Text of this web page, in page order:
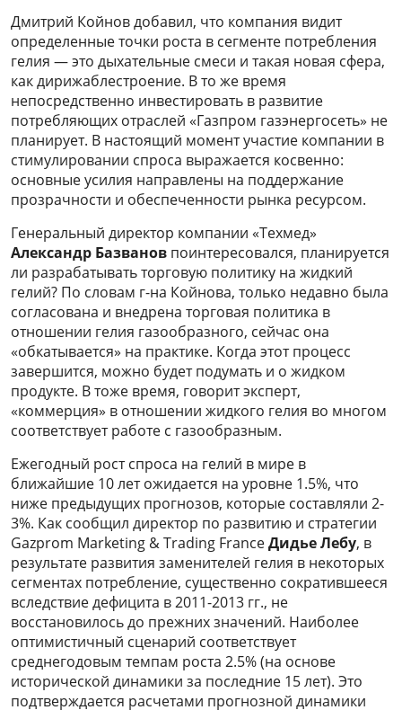
Дмитрий Койнов добавил, что компания видит
определенные точки роста в сегменте потребления
гелия — это дыхательные смеси и такая новая сфера,
как дирижаблестроение. В то же время
непосредственно инвестировать в развитие
потребляющих отраслей «Газпром газэнергосеть» не
планирует. В настоящий момент участие компании в
стимулировании спроса выражается косвенно:
основные усилия направлены на поддержание
прозрачности и обеспеченности рынка ресурсом.
Генеральный директор компании «Техмед»
Александр Базванов поинтересовался, планируется
ли разрабатывать торговую политику на жидкий
гелий? По словам г-на Койнова, только недавно была
согласована и внедрена торговая политика в
отношении гелия газообразного, сейчас она
«обкатывается» на практике. Когда этот процесс
завершится, можно будет подумать и о жидком
продукте. В тоже время, говорит эксперт,
«коммерция» в отношении жидкого гелия во многом
соответствует работе с газообразным.
Ежегодный рост спроса на гелий в мире в
ближайшие 10 лет ожидается на уровне 1.5%, что
ниже предыдущих прогнозов, которые составляли 2-
3%. Как сообщил директор по развитию и стратегии
Gazprom Marketing & Trading FranceДидье Лебу, в
результате развития заменителей гелия в некоторых
сегментах потребление, существенно сократившееся
вследствие дефицита в 2011-2013 гг., не
восстановилось до прежних значений. Наиболее
оптимистичный сценарий соответствует
среднегодовым темпам роста 2.5% (на основе
исторической динамики за последние 15 лет). Это
подтверждается расчетами прогнозной динамики